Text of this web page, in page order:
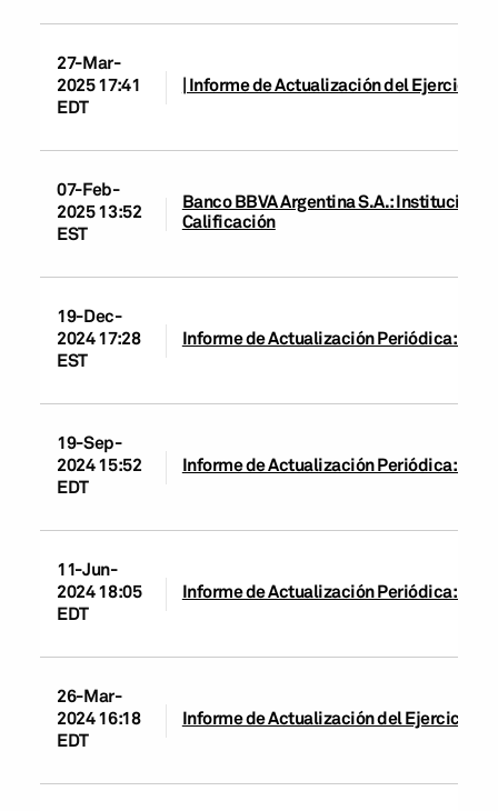
27-Mar-
2025 17:41
EDT
| Informe de Actualización del Ejercicio:
07-Feb-
2025 13:52
EST
Banco BBVA Argentina S.A.:
Calificación
19-Dec-
2024 17:28
EST
Informe de Actualización Periódica:
19-Sep-
2024 15:52
EDT
Informe de Actualización Periódica:
11-Jun-
2024 18:05
EDT
Informe de Actualización Periódica:
26-Mar-
2024 16:18
EDT
Informe de Actualización del Ejercicio: